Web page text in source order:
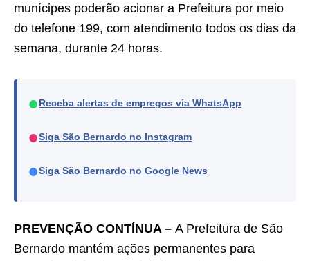
munícipes poderão acionar a Prefeitura por meio
do telefone 199, com atendimento todos os dias da
semana, durante 24 horas.
● Receba alertas de empregos via WhatsApp
●Siga São Bernardo no Instagram
●Siga São Bernardo no Google News
PREVENÇÃO CONTÍNUA – A Prefeitura de São
Bernardo mantém ações permanentes para